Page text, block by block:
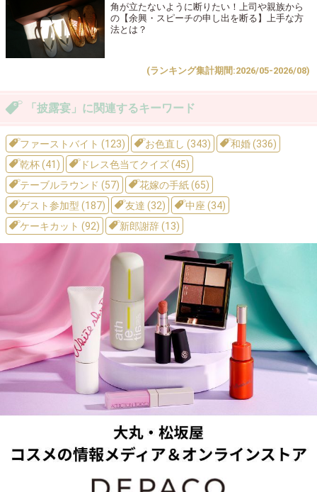
角が立たないように断りたい！上司や親族から
の【余興・スピーチの申し出を断る】上手な方
法とは？
(ランキング集計期間:2026/05-2026/08)
「披露宴」に関連するキーワード
ファーストバイト (123) お色直し (343)
和婚 (336)
乾杯 (41)
ドレス色当てクイズ (45)
テーブルラウンド (57)
花嫁の手紙 (65)
ゲスト参加型 (187)
友達 (32)
中座 (34)
ケーキカット (92)
新郎謝辞 (13)